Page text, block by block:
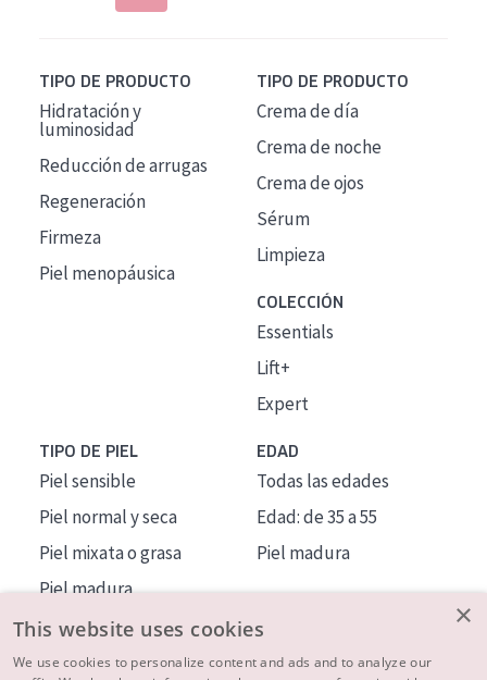
TIPO DE PRODUCTO
Hidratación y
luminosidad
Reducción de arrugas
Regeneración
Firmeza
Piel menopáusica
TIPO DE PRODUCTO
Crema de día
Crema de noche
Crema de ojos
Sérum
Limpieza
COLECCIÓN
Essentials
Lift+
Expert
TIPO DE PIEL
Piel sensible
Piel normal y seca
Piel mixata o grasa
Piel madura
Piel expuesta al sol
Piel menopáusica
EDAD
Todas las edades
Edad: de 35 a 55
Piel madura
×
This website uses cookies
We use cookies to personalize content and ads and to analyze our